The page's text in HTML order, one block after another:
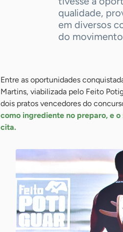
qualidade,
em diversos
do
Entre as oportunidades
Martins, viabilizada pelo Feito
dois pratos vencedores do
como ingrediente no preparo, e
cita.